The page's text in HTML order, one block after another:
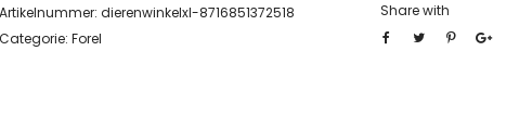
Artikelnummer: dierenwinkelxl-8716851372518
Categorie: Forel
Share with